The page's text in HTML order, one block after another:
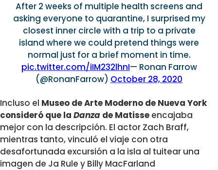
After 2 weeks of multiple health screens and
asking everyone to quarantine, I surprised my
closest inner circle with a trip to a private
island where we could pretend things were
normal just for a brief moment in time.
pic.twitter.com/iIM232lhnI— Ronan Farrow
(@RonanFarrow) October 28, 2020
Incluso el Museo de Arte Moderno de Nueva York
consideró que la Danza de Matisse encajaba
mejor con la descripción. El actor Zach Braff,
mientras tanto, vinculó el viaje con otra
desafortunada excursión a la isla al tuitear una
imagen de Ja Rule y Billy MacFarland